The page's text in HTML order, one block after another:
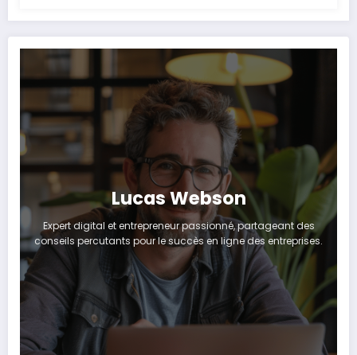
Lucas Webson
Expert digital et entrepreneur passionné, partageant des
conseils percutants pour le succès en ligne des entreprises.